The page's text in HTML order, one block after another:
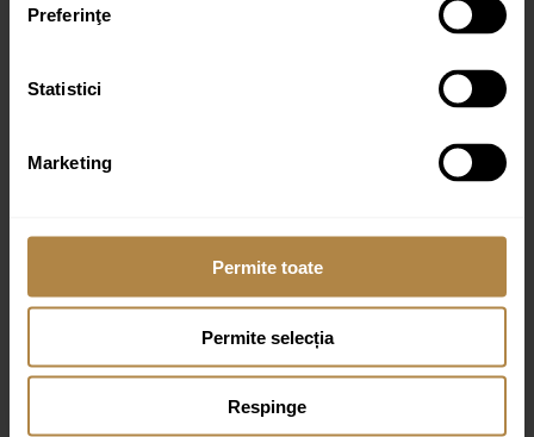
Preferinţe
Statistici
Marketing
Permite toate
Permite selecția
Respinge
Email*
Produse similare